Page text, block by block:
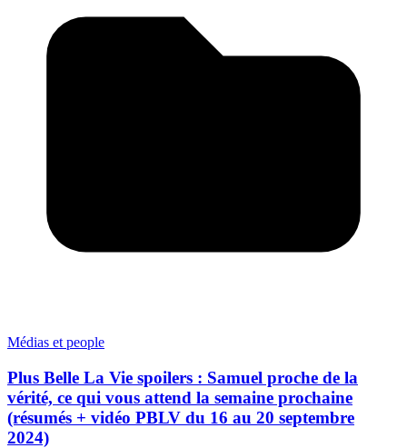
Médias et people
Plus Belle La Vie spoilers : Samuel proche de la
vérité, ce qui vous attend la semaine prochaine
(résumés + vidéo PBLV du 16 au 20 septembre
2024)